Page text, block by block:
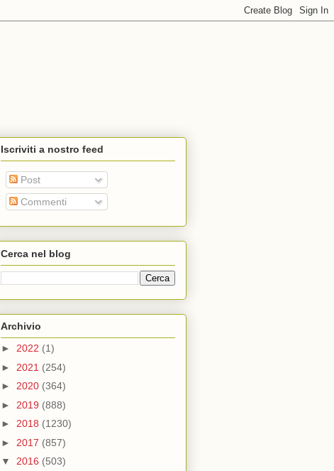
Iscriviti a nostro feed
Post
Commenti
Cerca nel blog
Archivio
► 2022 (1)
► 2021 (254)
► 2020 (364)
► 2019 (888)
► 2018 (1230)
► 2017 (857)
▼ 2016 (503)